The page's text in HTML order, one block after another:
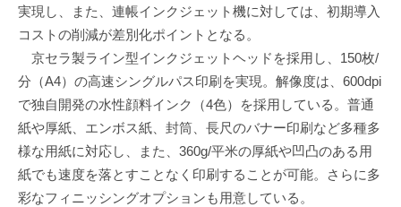
実現し、また、連帳インクジェット機に対しては、初期導入
コストの削減が差別化ポイントとなる。
京セラ製ライン型インクジェットヘッドを採用し、150枚/
分（A4）の高速シングルパス印刷を実現。解像度は、600dpi
で独自開発の水性顔料インク（4色）を採用している。普通
紙や厚紙、エンボス紙、封筒、長尺のバナー印刷など多種多
様な用紙に対応し、また、360g/平米の厚紙や凹凸のある用
紙でも速度を落とすことなく印刷することが可能。さらに多
彩なフィニッシングオプションも用意している。